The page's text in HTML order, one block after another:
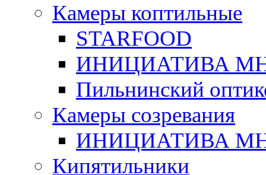
Камеры коптильные
STARFOOD
ИНИЦИАТИВА
Пильнинский
Камеры созревания
ИНИЦИАТИВА
Кипятильники